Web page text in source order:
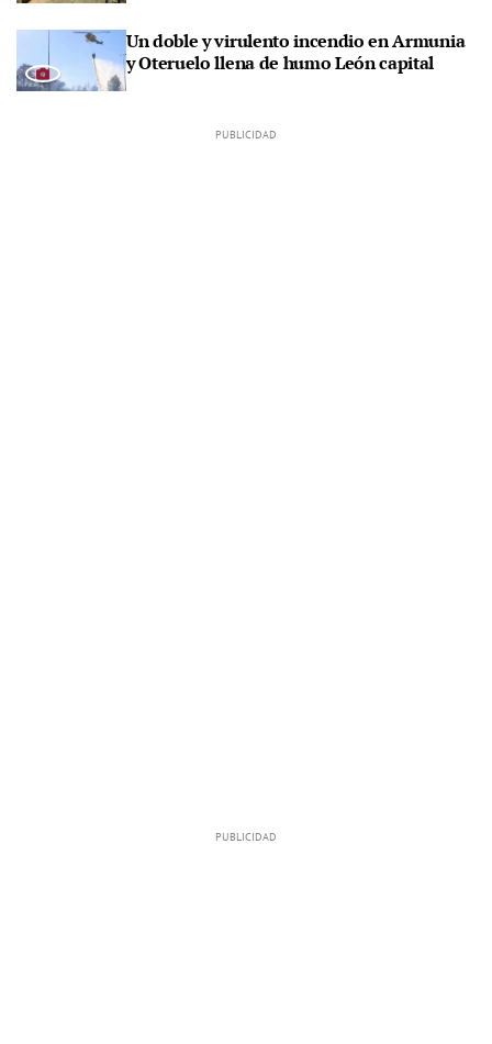
Un doble y virulento incendio en Armunia
y Oteruelo llena de humo León capital